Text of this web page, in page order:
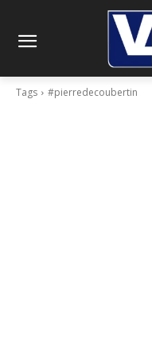
Tags #pierredecoubertin